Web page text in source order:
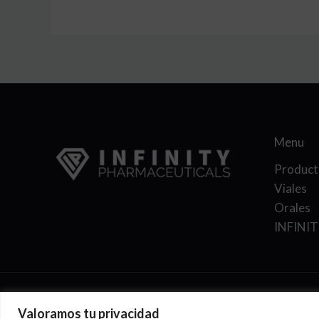
Valoramos tu privacidad
Menu
Viales
Orales